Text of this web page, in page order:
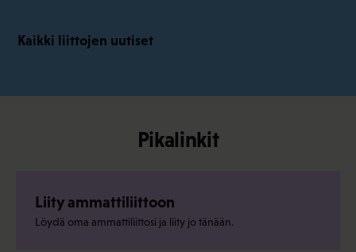
Kaikki liittojen uutiset
Pikalinkit
Liity ammattiliittoon
Löydä oma ammattiliittosi ja liity jo tänään.